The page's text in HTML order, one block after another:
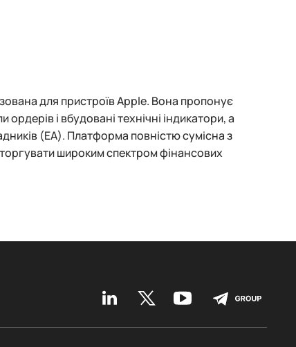
для пристроїв Apple. Вона пропонує
ордерів і вбудовані технічні індикатори, а
(EA). Платформа повністю сумісна з
широким спектром фінансових